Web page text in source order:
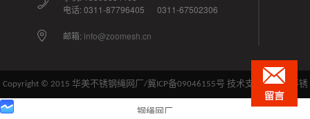
电话: 0311-87796405 0311-67502306
邮箱: info@zoomesh.cn
Copyright © 2015 华美不锈钢绳网厂/冀ICP备09046155号 技术支持：华美不锈
钢绳网厂